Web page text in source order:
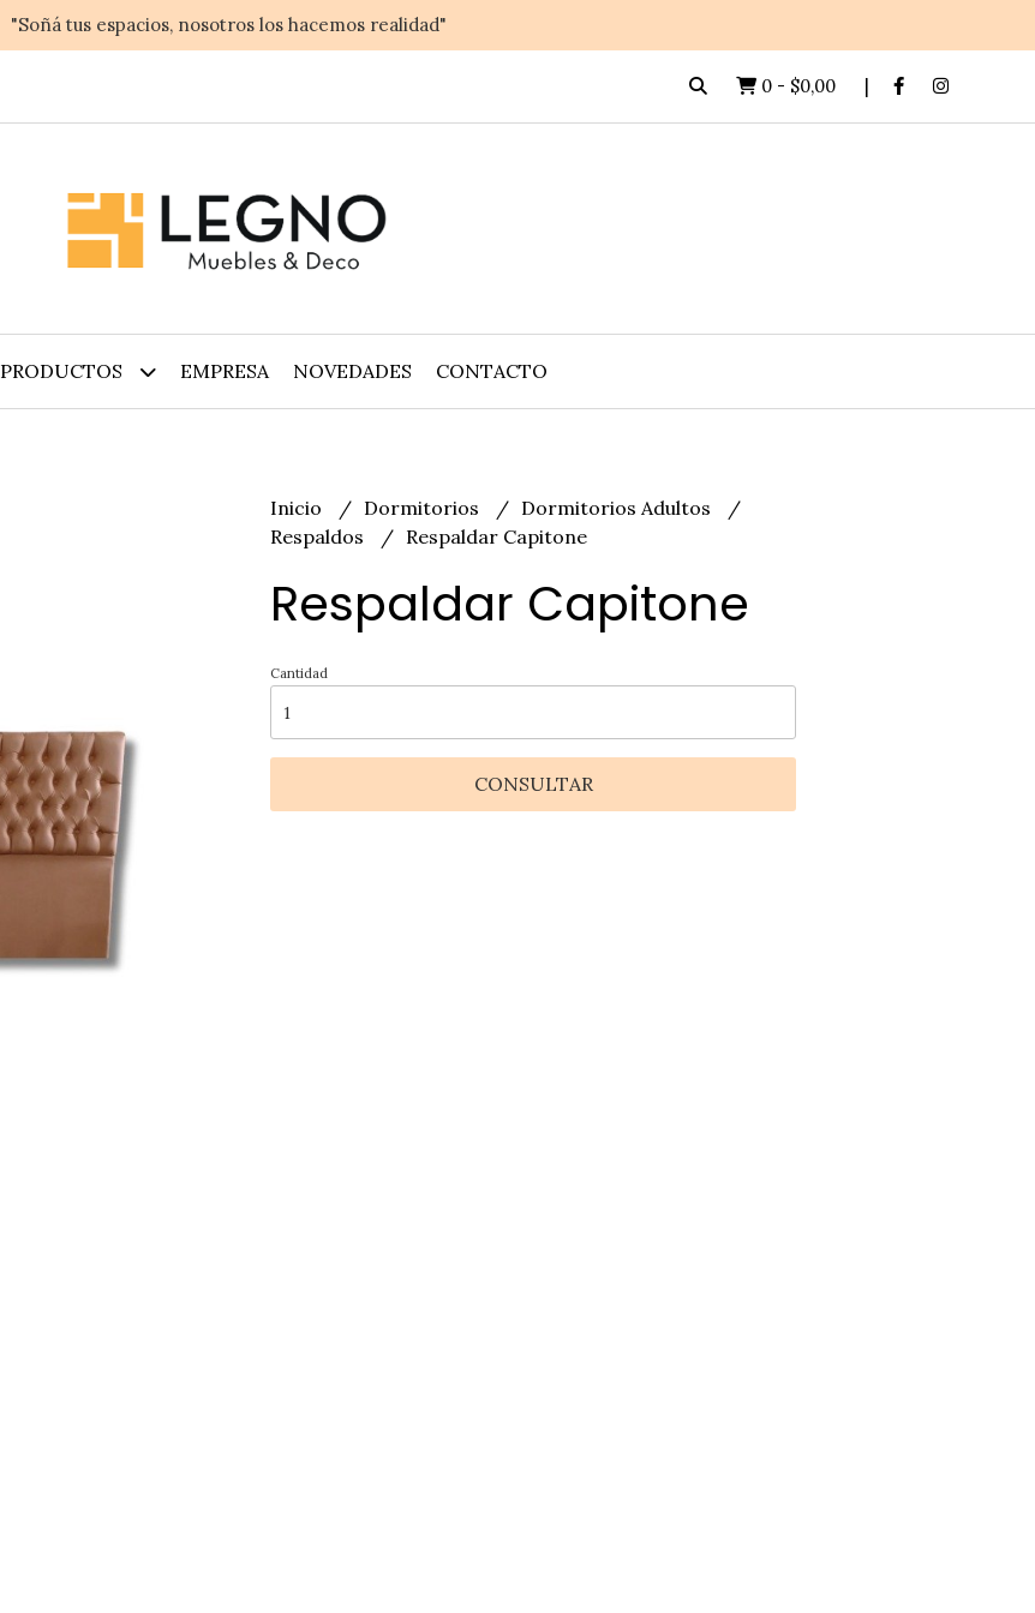
"Soñá tus espacios, nosotros los hacemos realidad"
0 - $0,00
PRODUCTOS EMPRESA NOVEDADES CONTACTO
Inicio Dormitorios
Dormitorios Adultos
Respaldos
Respaldar Capitone
Respaldar Capitone
Cantidad
CONSULTAR